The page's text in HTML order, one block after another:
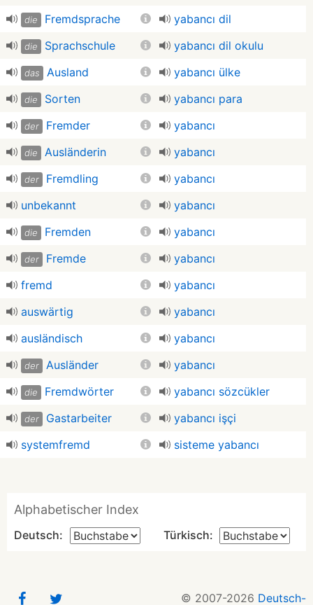
die Fremdsprache yabancı dil
die Sprachschule yabancı dil okulu
das Ausland yabancı ülke
die Sorten yabancı para
der Fremder yabancı
die Ausländerin yabancı
der Fremdling
yabancı
unbekannt
yabancı
die Fremden yabancı
der Fremde
yabancı
fremd
yabancı
auswärtig
yabancı
ausländisch
yabancı
der Ausländer yabancı
die Fremdwörter yabancı sözcükler
der Gastarbeiter
yabancı işçi
systemfremd
sisteme yabancı
Alphabetischer Index
Deutsch: Türkisch:
© 2007-2026 Deutsch-